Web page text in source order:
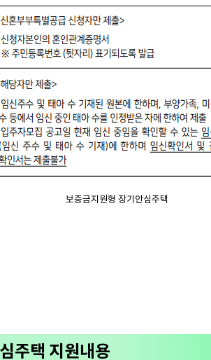
보증금지원형 장기안심주택
주택 지원내용